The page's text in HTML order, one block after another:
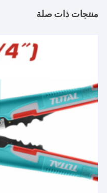
منتجات ذات صلة